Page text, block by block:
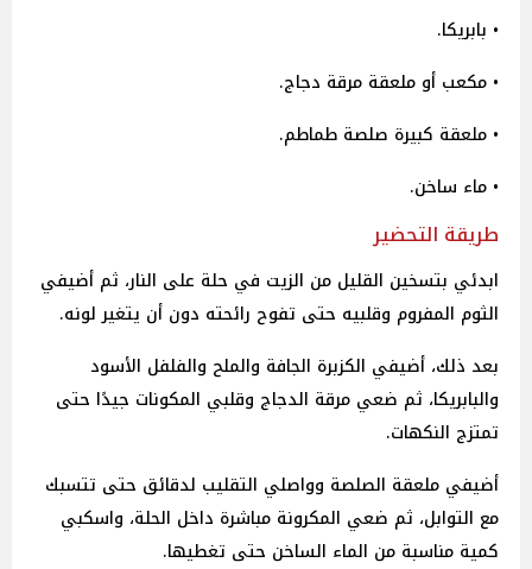
• بابريكا.
• مكعب أو ملعقة مرقة دجاج.
• ملعقة كبيرة صلصة طماطم.
• ماء ساخن.
طريقة التحضير
ابدئي بتسخين القليل من الزيت في حلة على النار، ثم أضيفي
الثوم المفروم وقلبيه حتى تفوح رائحته دون أن يتغير لونه.
بعد ذلك، أضيفي الكزبرة الجافة والملح والفلفل الأسود
والبابريكا، ثم ضعي مرقة الدجاج وقلبي المكونات جيدًا حتى
تمتزج النكهات.
أضيفي ملعقة الصلصة وواصلي التقليب لدقائق حتى تتسبك
مع التوابل، ثم ضعي المكرونة مباشرة داخل الحلة، واسكبي
كمية مناسبة من الماء الساخن حتى تغطيها.